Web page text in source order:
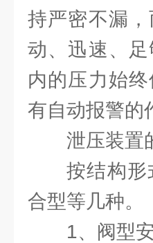
持严密不漏
动、迅速、
内的压力始
有自动报警的
泄压装置
按结构
合型等几种。
1、阀型